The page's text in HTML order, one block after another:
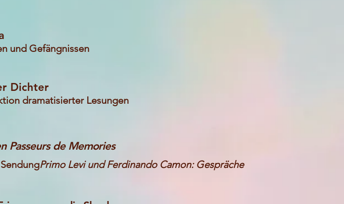
und Gefängnissen
Dichter
dramatisierter Lesungen
Passeurs de Memories
Primo Levi und Ferdinando Camon: Gespräche